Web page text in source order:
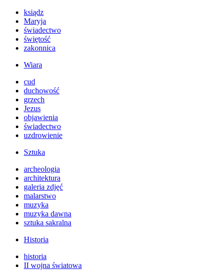
ksiądz
Maryja
świadectwo
świętość
zakonnica
Wiara
cud
duchowość
grzech
Jezus
objawienia
świadectwo
uzdrowienie
Sztuka
archeologia
architektura
galeria zdjęć
malarstwo
muzyka
muzyka dawna
sztuka sakralna
Historia
historia
II wojna światowa